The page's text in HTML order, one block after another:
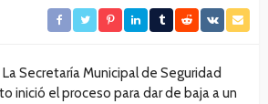
La Secretaría Municipal de Seguridad
inició el proceso para dar de baja a un